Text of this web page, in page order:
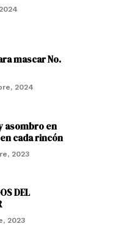
mascar No.
2024
asombro en
cada rincón
2023
DEL
2023